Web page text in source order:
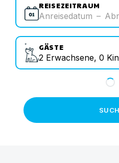
REISEZEITRAUM
Anreisedatum –
GÄSTE
2 Erwachsene, 0